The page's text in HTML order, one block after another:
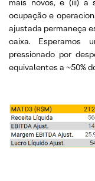
mais novos, e (iii) a
ocupação e
ajustada permaneça
caixa. Esperamos
pressionado por
equivalentes a ~50%